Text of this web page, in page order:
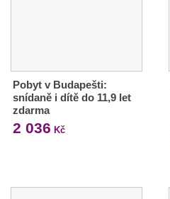
Pobyt v Budapešti:
snídaně i dítě do 11,9 let
zdarma
2 036 Kč